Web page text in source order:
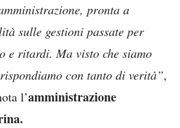
pronta a
sulle gestioni passate per
e ritardi. Ma visto che siamo
con tanto di verità”,
l’amministrazione